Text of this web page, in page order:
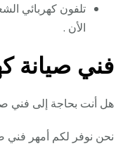
الأن .
فني صيانة
هل أنت بحاجة إلى فني
نحن نوفر لكم أمهر فني